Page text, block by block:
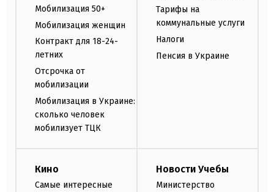
Мобилизация 50+
Мобилизация женщин
Контракт для 18-24-
летних
Отсрочка от
мобилизации
Мобилизация в Украине:
сколько человек
мобилизует ТЦК
Тарифы на
коммунальные услуги
Налоги
Пенсия в Украине
Кино
Самые интересные
Новости Учебы
Министерство